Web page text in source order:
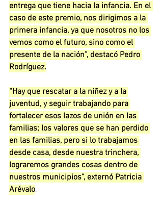
entrega que tiene hacia la infancia. En el
caso de este premio, nos dirigimos a la
primera infancia, ya que nosotros no los
vemos como el futuro, sino como el
presente de la nación”, destacó Pedro
Rodríguez.
“Hay que rescatar a la niñez y a la
juventud, y seguir trabajando para
fortalecer esos lazos de unión en las
familias; los valores que se han perdido
en las familias, pero si lo trabajamos
desde casa, desde nuestra trinchera,
lograremos grandes cosas dentro de
nuestros municipios”, externó Patricia
Arévalo.